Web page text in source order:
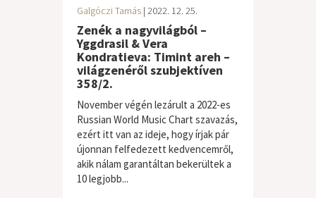
Galgóczi Tamás | 2022. 12. 25.
Zenék a nagyvilágból –
Yggdrasil & Vera
Kondratieva: Timint areh –
világzenéről szubjektíven
358/2.
November végén lezárult a 2022-es
Russian World Music Chart szavazás,
ezért itt van az ideje, hogy írjak pár
újonnan felfedezett kedvencemről,
akik nálam garantáltan bekerültek a
10 legjobb...
világzene / folk